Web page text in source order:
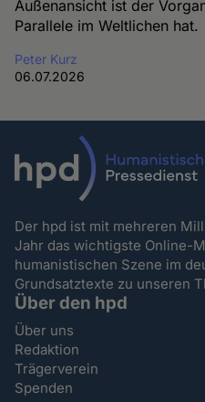
Außenansicht ist der
Parallele im Weltlichen hat.
Peter Kurz
06.07.2026
Der hpd ist mit mehreren
Jahr das wichtigste Online-
humanistischen Szene im
Grundsatztexte zu unseren
Über den hpd
Über uns
Redaktion
Trägerverein
Spenden